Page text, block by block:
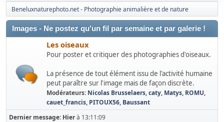
Beneluxnaturephoto.net - Photographie animalière et de nature
Images - Ne postez qu'un fil par semaine et par galerie !
Les oiseaux
Pour poster et critiquer des photographies d'oiseaux.
La présence de tout élément issu de l'activité humaine
peut paraître sur l'image mais de façon discrète.
Modérateurs: Nicolas Brusselaers,caty, Matys, ROMU,
cauet_francis, PITOUX56, Baussant
Dernier message: Hierà 13:11:09